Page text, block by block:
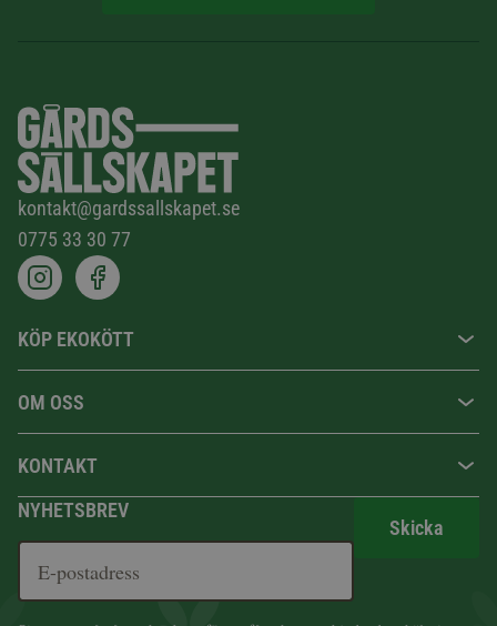
kontakt@gardssallskapet.se
0775 33 30 77
KÖP EKOKÖTT
OM OSS
KONTAKT
NYHETSBREV
Skicka